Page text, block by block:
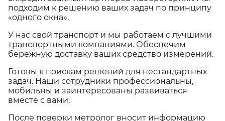
подходим к решению ваших задач по принципу
«одного окна».
У нас свой транспорт и мы работаем с лучшими
транспортными компаниями. Обеспечим
бережную доставку ваших средство измерений.
Готовы к поискам решений для нестандартных
задач. Наши сотрудники профессиональны,
мобильны и заинтересованы развиваться
вместе с вами.
После поверки метролог вносит информацию